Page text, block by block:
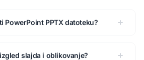
PowerPoint PPTX datoteku?
slajda i oblikovanje?